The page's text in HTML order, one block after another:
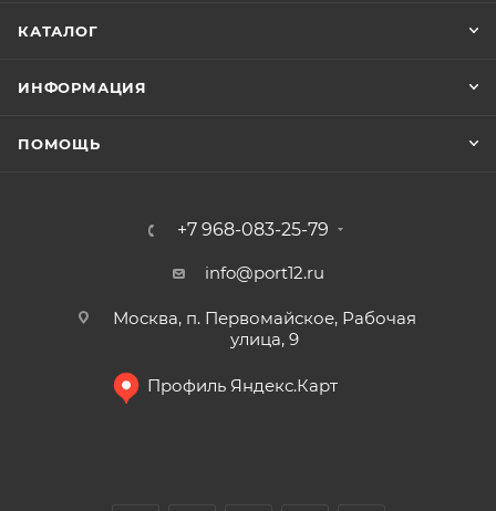
КАТАЛОГ
ИНФОРМАЦИЯ
ПОМОЩЬ
+7 968-083-25-79
info@port12.ru
Москва, п. Первомайское, Рабочая
улица, 9
Профиль Яндекс.Карт